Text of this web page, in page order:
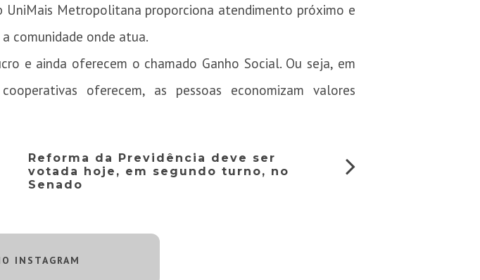
Metropolitana proporciona atendimento próximo e
comunidade onde atua.
e ainda oferecem o chamado Ganho Social. Ou seja, em
oferecem, as pessoas economizam valores
Reforma da Previdência deve ser
votada hoje, em segundo turno, no
Senado
INSTAGRAM